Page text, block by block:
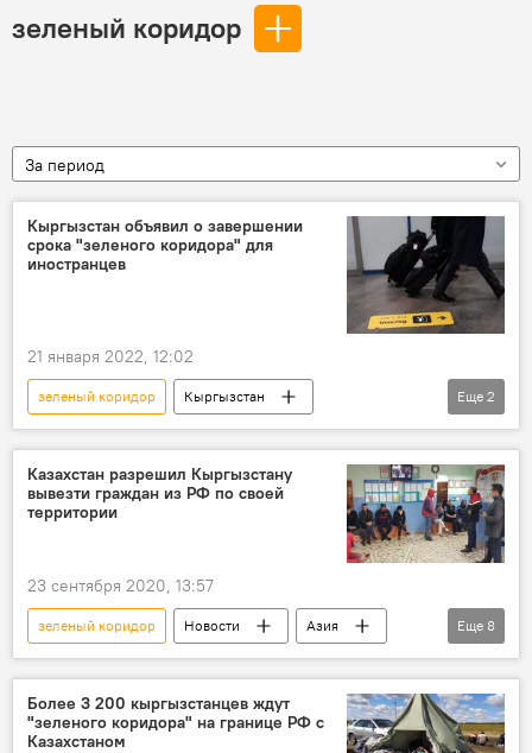
зеленый коридор
За период
Кыргызстан объявил о завершении
срока "зеленого коридора" для
иностранцев
21 января 2022, 12:02
зеленый коридор
Кыргызстан
иностранцы
Министерство иностранных дел КР
Еще 2
Казахстан разрешил Кыргызстану
вывезти граждан из РФ по своей
территории
23 сентября 2020, 13:57
зеленый коридор Новости
Азия
В мире
Общество
Кыргызстан
миграция
мигранты
Россия
Еще 8
Более 3 200 кыргызстанцев ждут
"зеленого коридора" на границе РФ с
Казахстаном